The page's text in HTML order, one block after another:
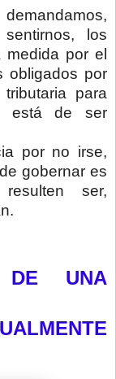
los
medida por el
obligados por
para
está de ser
por no irse,
gobernar es
ser,
DE UNA